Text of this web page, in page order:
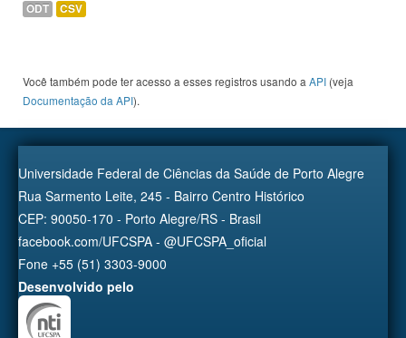
ODT CSV
Você também pode ter acesso a esses registros usando a API (veja
Documentação da API).
Universidade Federal de Ciências da Saúde de Porto Alegre
Rua Sarmento Leite, 245 - Bairro Centro Histórico
CEP: 90050-170 - Porto Alegre/RS - Brasil
facebook.com/UFCSPA - @UFCSPA_oficial
Fone +55 (51) 3303-9000
Desenvolvido pelo